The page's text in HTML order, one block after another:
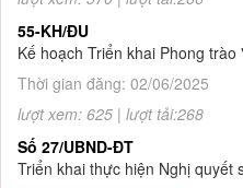
Kế hoạch Triển khai Phong trào
Thời gian đăng: 02/06/2025
lượt xem: 625 | lượt tải:268
Số 27/UBND-ĐT
Triển khai thực hiện Nghị quyết
19/11/2024 của Hội đồng nhân